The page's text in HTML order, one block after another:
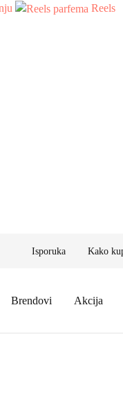
Reels
Isporuka Kako
Brendovi Akcija